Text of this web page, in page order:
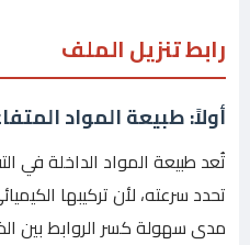
رابط تنزيل الملف
أولاً: طبيعة المواد
تُعد طبيعة المواد الداخلة في
تحدد سرعته، لأن تركيبها
مدى سهولة كسر الروابط بين